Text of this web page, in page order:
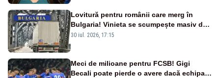
Lovitură pentru românii care merg în
Bulgaria! Vinieta se scumpește masiv de
la 1 august
30 iul. 2026, 17:15
Meci de milioane pentru FCSB! Gigi
Becali poate pierde o avere dacă echipa